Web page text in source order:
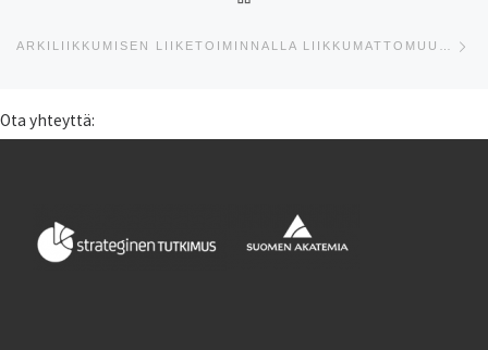
ARKILIIKKUMISEN LIIKETOIMINNALLA LIIKKUMATTOMUUTTA VASTAAN
Ota yhteyttä: